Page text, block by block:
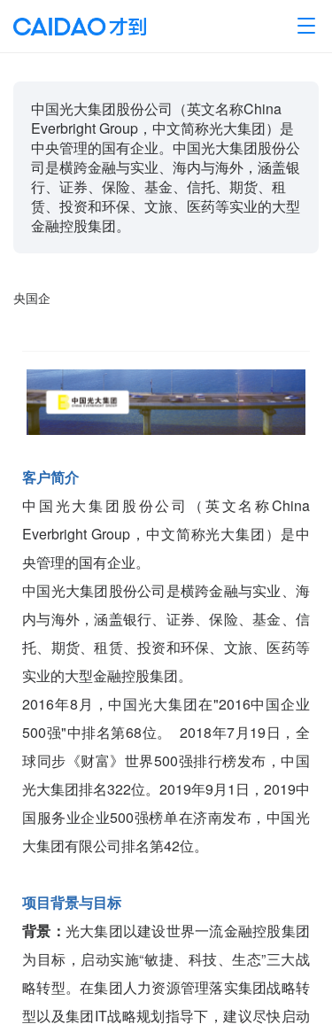
T
中国光大集团股份公司（英文名称China
Everbright Group，中文简称光大集团）是
中央管理的国有企业。中国光大集团股份公
司是横跨金融与实业、海内与海外，涵盖银
行、证券、保险、基金、信托、期货、租
赁、投资和环保、文旅、医药等实业的大型
金融控股集团。
央国企
客户简介
中国光大集团股份公司（英文名称China
Everbright Group，中文简称光大集团）是中
央管理的国有企业。
中国光大集团股份公司是横跨金融与实业、海
内与海外，涵盖银行、证券、保险、基金、信
托、期货、租赁、投资和环保、文旅、医药等
实业的大型金融控股集团。
2016年8月，中国光大集团在"2016中国企业
500强"中排名第68位。 2018年7月19日，全
球同步《财富》世界500强排行榜发布，中国
光大集团排名322位。2019年9月1日，2019中
国服务业企业500强榜单在济南发布，中国光
大集团有限公司排名第42位。
项目背景与目标
背景： 光大集团以建设世界一流金融控股集团
为目标，启动实施“敏捷、科技、生态”三大战
略转型。在集团人力资源管理落实集团战略转
型以及集团IT战略规划指导下，建议尽快启动